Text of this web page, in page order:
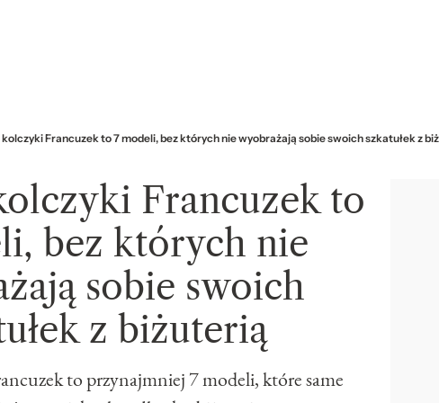
Francuzek to 7 modeli, bez których nie wyobrażają sobie swoich szkatułek z
Francuzek to
bez których nie
sobie swoich
z biżuterią
to przynajmniej 7 modeli, które same